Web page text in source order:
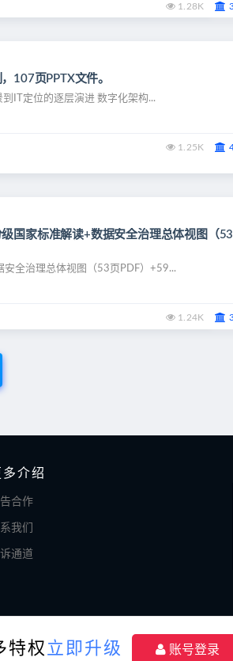
1.28K
107页PPTX文件。
IT定位的逐层演进 数字化架构...
1.25K
国家标准解读+数据安全治理总体视图（53
全治理总体视图（53页PDF）+59...
1.24K
多介绍
合作
我们
通道
特权立即升级 账号登录